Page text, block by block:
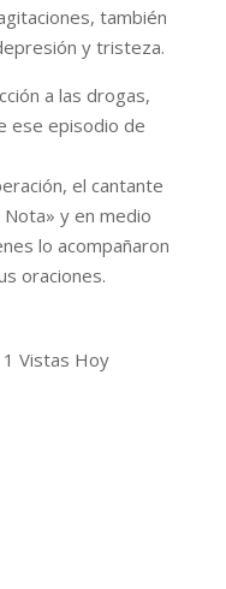
también
y tristeza.
a las drogas,
ese episodio de
el cantante
Nota» y en medio
lo acompañaron
oraciones.
1 Vistas Hoy